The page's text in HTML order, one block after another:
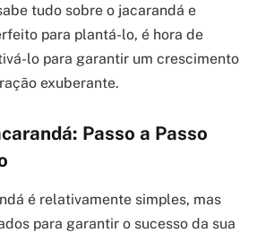
tudo sobre o jacarandá e
para plantá-lo, é hora de
lo para garantir um crescimento
exuberante.
Passo a Passo
é relativamente simples, mas
para garantir o sucesso da sua